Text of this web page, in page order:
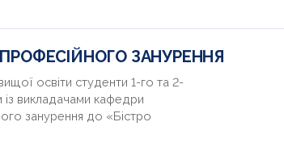
ЗАНУРЕННЯ
освіти студенти 1-го та 2-
із викладачами кафедри
занурення до «Бістро